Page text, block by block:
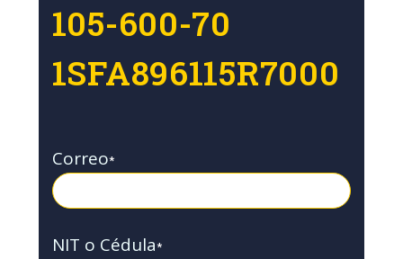
105-600-70
1SFA896115R7000
Correo*
NIT o Cédula*